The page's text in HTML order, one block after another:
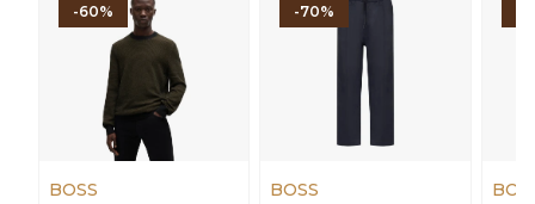
-60%
BOSS
-70%
BOSS